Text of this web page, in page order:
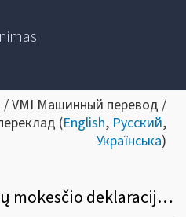
/ VMI Машинный перевод /
(English, Русский,
Українська)
Dėl Mėnesinės pajamų mokesčio deklaracijos GPM313 formos užpildymo ir pateikimo taisyklių pakeitimo savarankiškai dirbantiems